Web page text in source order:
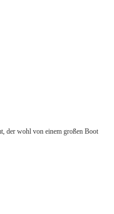
der wohl von einem großen Boot